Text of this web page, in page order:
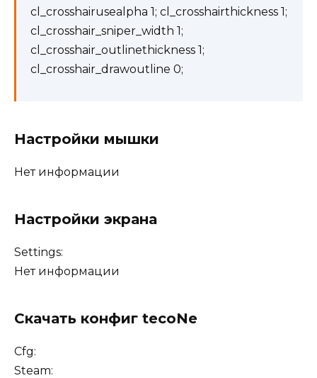
cl_crosshairusealpha 1; cl_crosshairthickness 1;
cl_crosshair_sniper_width 1;
cl_crosshair_outlinethickness 1;
cl_crosshair_drawoutline 0;
Настройки мышки
Нет информации
Настройки экрана
Settings:
Нет информации
Скачать конфиг tecoNe
Cfg:
Steam: